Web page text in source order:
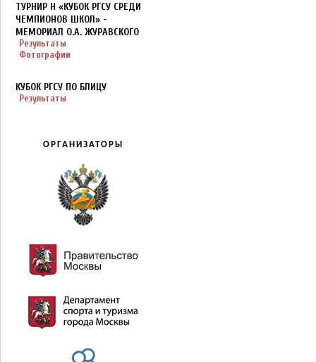
ТУРНИР H «КУБОК РГСУ СРЕДИ
ЧЕМПИОНОВ ШКОЛ» -
МЕМОРИАЛ О.А. ЖУРАВСКОГО
Результаты
Фотографии
КУБОК РГСУ ПО БЛИЦУ
Результаты
ОРГАНИЗАТОРЫ